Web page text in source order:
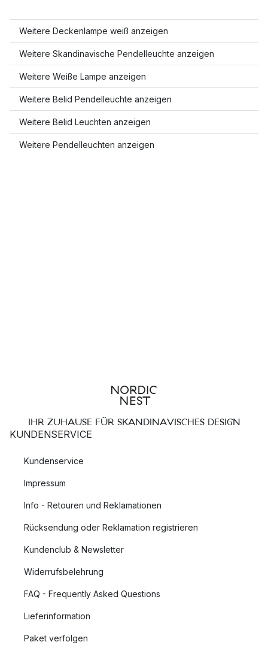
Weitere Deckenlampe weiß anzeigen
Weitere Skandinavische Pendelleuchte anzeigen
Weitere Weiße Lampe anzeigen
Weitere Belid Pendelleuchte anzeigen
Weitere Belid Leuchten anzeigen
Weitere Pendelleuchten anzeigen
IHR ZUHAUSE FÜR SKANDINAVISCHES DESIGN
KUNDENSERVICE
Kundenservice
Impressum
Info - Retouren und Reklamationen
Rücksendung oder Reklamation registrieren
Kundenclub & Newsletter
Widerrufsbelehrung
FAQ - Frequently Asked Questions
Lieferinformation
Paket verfolgen